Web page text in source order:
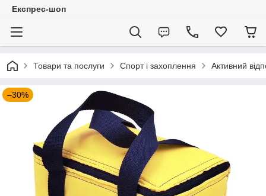
Експрес-шоп
Товари та послуги Спорт і захоплення Активний
–30%